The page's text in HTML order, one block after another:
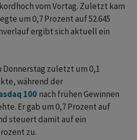
vom Vortag. Zuletzt kam
um 0,7 Prozent auf 52.645
ergibt sich aktuell ein
Donnerstag zuletzt um 0,1
während der
100 nach frühen Gewinnen
Er gab um 0,7 Prozent auf
steuert damit auf ein
zu.